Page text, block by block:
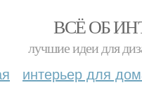
ВСЁ ОБ
лучшие идеи для
интерьер для